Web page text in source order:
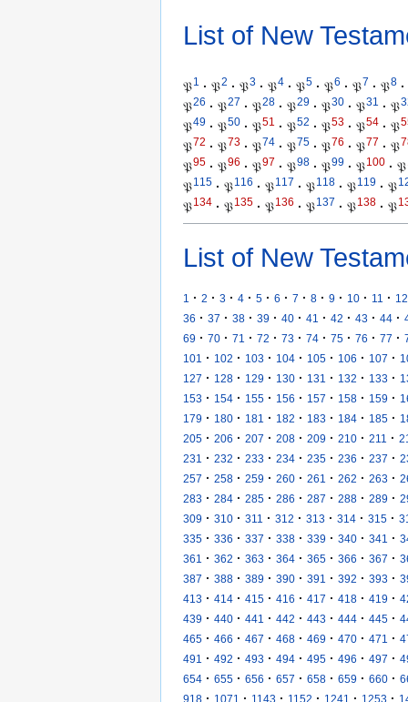
List of New
𝔓1 · 𝔓2 · 𝔓3 · 𝔓4 · 𝔓5 · 𝔓6 · 𝔓7 · 𝔓8 ·
𝔓26 · 𝔓27 · 𝔓28 · 𝔓29 · 𝔓30 · 𝔓31 · 𝔓
𝔓49 · 𝔓50 · 𝔓51 · 𝔓52 · 𝔓53 · 𝔓54 · 𝔓
𝔓72 · 𝔓73 · 𝔓74 · 𝔓75 · 𝔓76 · 𝔓77 · 𝔓
𝔓95 · 𝔓96 · 𝔓97 · 𝔓98 · 𝔓99 · 𝔓100 · 𝔓
𝔓115 · 𝔓116 · 𝔓117 · 𝔓118 · 𝔓119 · 𝔓
𝔓134 · 𝔓135 · 𝔓136 · 𝔓137 · 𝔓138 · 𝔓
List of New
1 · 2 · 3 · 4 · 5 · 6 · 7 · 8 · 9 · 10 · 11 · 12
36 · 37 · 38 · 39 · 40 · 41 · 42 · 43 · 44 ·
69 · 70 · 71 · 72 · 73 · 74 · 75 · 76 · 77 ·
101
· 102 · 103 · 104 · 105 · 106 · 107 ·
127 · 128 · 129 · 130 · 131 · 132 · 133 ·
153 · 154 · 155 · 156 · 157 · 158 · 159 ·
179 · 180 · 181 · 182 · 183 · 184 · 185 ·
205 · 206 · 207 · 208 · 209 · 210 · 211 ·
231
· 232 · 233 · 234 · 235 · 236 · 237 ·
257 · 258 · 259 · 260 · 261 · 262 · 263 ·
283 · 284 · 285 · 286 · 287 · 288 · 289 ·
309 · 310 · 311 · 312 · 313 · 314 · 315 ·
335 · 336 · 337 · 338 · 339 · 340 · 341 ·
361
· 362 · 363 · 364 · 365 · 366 · 367 ·
387 · 388 · 389 · 390 · 391 · 392 · 393 ·
413 · 414 · 415 · 416 · 417 · 418 · 419 ·
439 · 440 · 441 · 442 · 443 · 444 · 445 ·
465 · 466 · 467 · 468 · 469 · 470 · 471 ·
491
· 492 · 493 · 494 · 495 · 496 · 497 ·
654 · 655 · 656 · 657 · 658 · 659 · 660 ·
918 · 1071 · 1143 · 1152 · 1241 · 1253 ·